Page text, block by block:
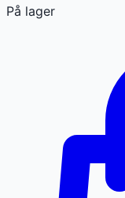
På lager